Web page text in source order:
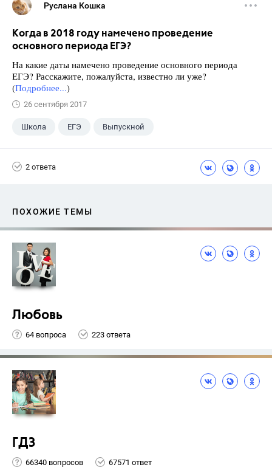
Руслана Кошка
Когда в 2018 году намечено проведение
основного периода ЕГЭ?
На какие даты намечено проведение основного периода
ЕГЭ? Расскажите, пожалуйста, известно ли уже?
(Подробнее...)
26 сентября 2017
Школа ЕГЭ Выпускной
2 ответа
ПОХОЖИЕ ТЕМЫ
Любовь
64 вопроса 223 ответа
ГДЗ
66340 вопросов 67571 ответ